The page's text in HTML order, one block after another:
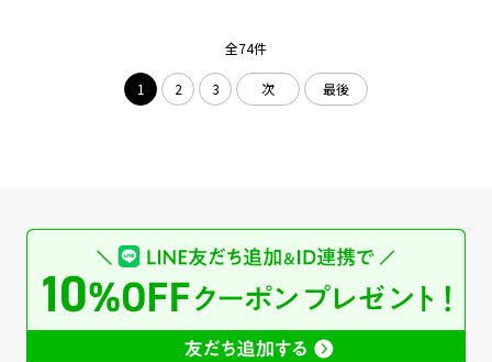
全74件
1 2 3 次 最後